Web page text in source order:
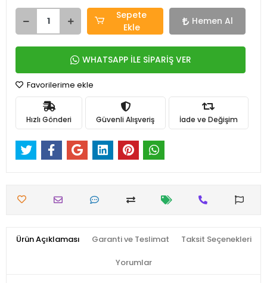
Sepete
Ekle
Hemen Al
WHATSAPP İLE SİPARİŞ VER
Favorilerime ekle
Hızlı Gönderi Güvenli Alışveriş İade ve Değişim
Ürün Açıklaması Garanti ve Teslimat Taksit Seçenekleri
Yorumlar